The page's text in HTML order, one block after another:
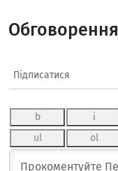
Обговорення
Підписатися